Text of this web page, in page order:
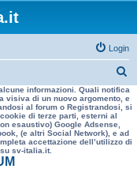
Login
e
r
a
informazioni. Quali notifica
visiva di un nuovo argomento, e
al forum o Registrandosi, si
di terze parti, esterni al
esaustivo) Google Adsense,
(e altri Social Network), e ad
accettazione dell’utilizzo di
sv-italia.it.